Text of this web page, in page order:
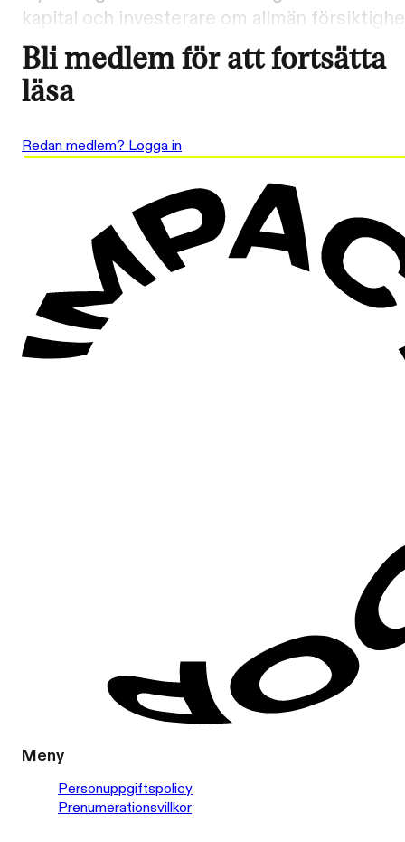
kapital och investerare om allmän
Bli medlem för att fortsätta
läsa
Redan medlem? Logga in
Meny
Personuppgiftspolicy
Prenumerationsvillkor